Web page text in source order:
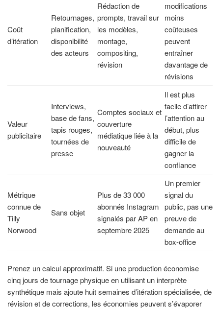
Coût
d’itération
Retournages,
planification,
disponibilité
des acteurs
Rédaction de
prompts, travail sur
les modèles,
montage,
compositing,
révision
modifications
moins
coûteuses
peuvent
entraîner
davantage de
révisions
Valeur
publicitaire
Interviews,
base de fans,
tapis rouges,
tournées de
presse
Comptes sociaux et
couverture
médiatique liée à la
nouveauté
Il est plus
facile d’attirer
l’attention au
début, plus
difficile de
gagner la
confiance
Métrique
connue de
Tilly
Norwood
Sans objet
Plus de 33 000
abonnés Instagram
signalés par AP en
septembre 2025
Un premier
signal du
public, pas une
preuve de
demande au
box-office
Prenez un calcul approximatif. Si une production économise
cinq jours de tournage physique en utilisant un interprète
synthétique mais ajoute huit semaines d’itération spécialisée, de
révision et de corrections, les économies peuvent s’évaporer